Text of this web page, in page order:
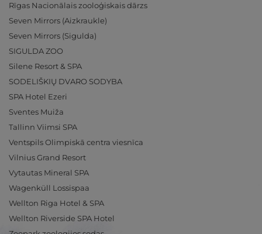
Rīgas Nacionālais zooloģiskais dārzs
Seven Mirrors (Aizkraukle)
Seven Mirrors (Sigulda)
SIGULDA ZOO
Silene Resort & SPA
SODELIŠKIŲ DVARO SODYBA
SPA Hotel Ezeri
Sventes Muiža
Tallinn Viimsi SPA
Ventspils Olimpiskā centra viesnīca
Vilnius Grand Resort
Vytautas Mineral SPA
Wagenküll Lossispaa
Wellton Riga Hotel & SPA
Wellton Riverside SPA Hotel